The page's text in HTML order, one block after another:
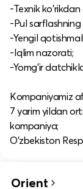
-Texnik
-Pul
-Yengil
-Iqlim nazorati;
-Yomg'ir
Kompaniyamiz
7 yarim yildan
kompaniya;
O'zbekiston
Orient